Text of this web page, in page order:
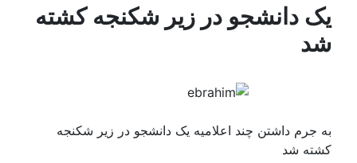
یک دانشجو در زیر شکنجه کشته
شد
به جرم داشتن چند اعلاميه یک دانشجو در زیر شکنجه
کشته شد